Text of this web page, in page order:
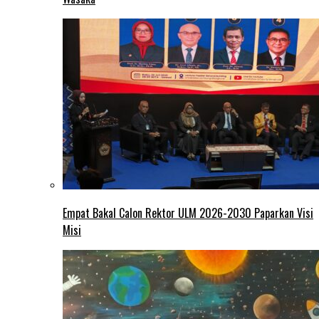
Empat Bakal Calon Rektor ULM 2026-2030 Paparkan Visi
Misi